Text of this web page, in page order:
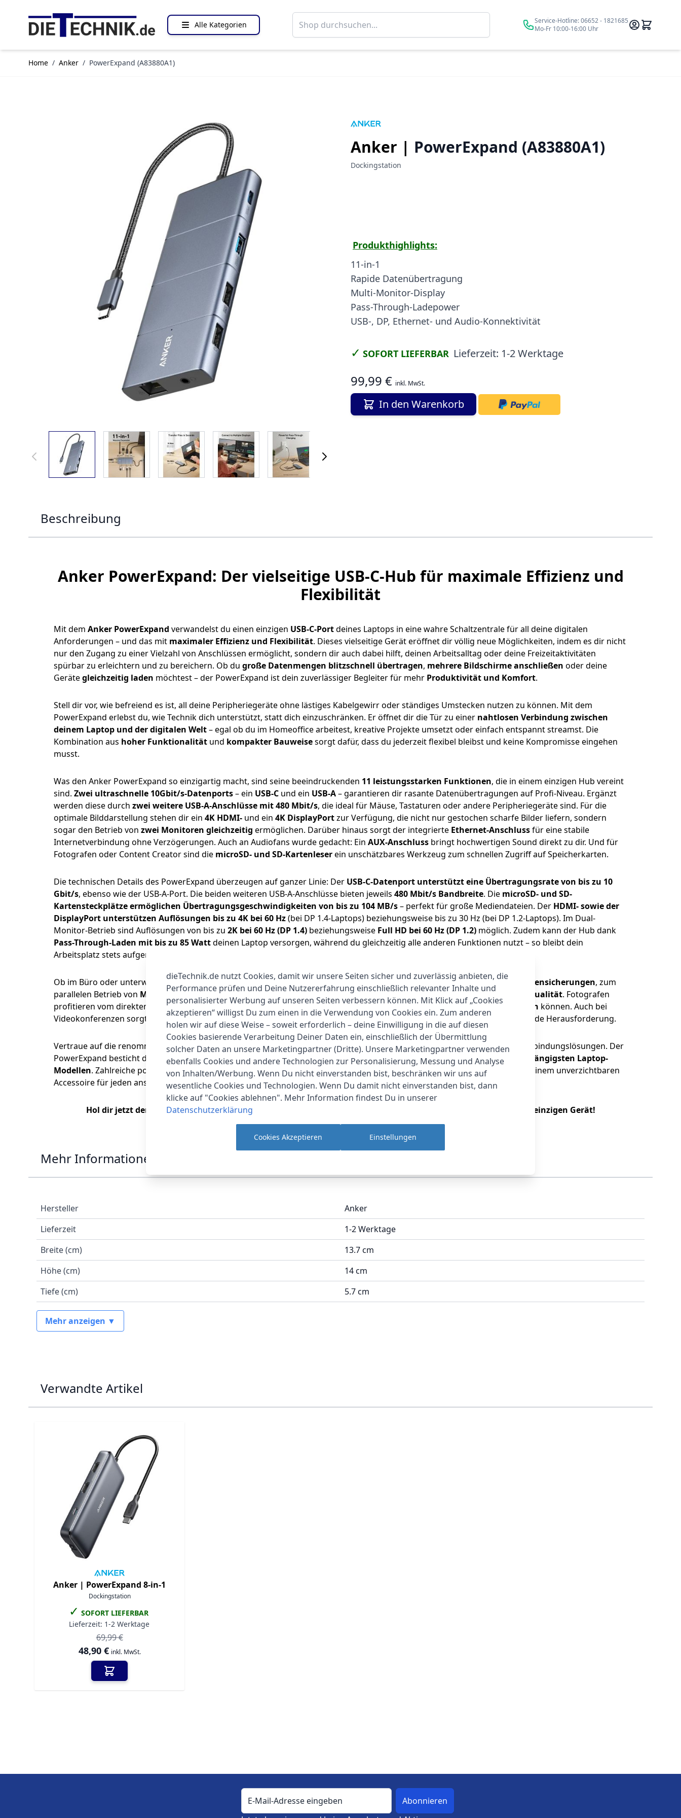
Alle Kategorien
Suche Service-Hotline:06652 - 1821685
Mo-Fr 10:00-16:00 Uhr
Home / Anker / PowerExpand (A83880A1)
Anker | PowerExpand (A83880A1)
Dockingstation
View larger imageView larger imageView larger imageView larger imageView larger image
Produkthighlights:
11-in-1
Rapide Datenübertragung
Multi-Monitor-Display
Pass-Through-Ladepower
USB-, DP, Ethernet- und Audio-Konnektivität
✓ SOFORT LIEFERBAR Lieferzeit: 1-2 Werktage
99,99 € inkl. MwSt.
In den Warenkorb
Beschreibung
Anker PowerExpand: Der vielseitige USB-C-Hub für maximale Effizienz und
Flexibilität
Mit dem Anker PowerExpand verwandelst du einen einzigen USB-C-Portdeines Laptops in eine wahre Schaltzentrale für all deine digitalen
Anforderungen – und das mit maximaler Effizienz und Flexibilität. Dieses vielseitige Gerät eröffnet dir völlig neue Möglichkeiten, indem es dir nicht
nur den Zugang zu einer Vielzahl von Anschlüssen ermöglicht, sondern dir auch dabei hilft, deinen Arbeitsalltag oder deine Freizeitaktivitäten
spürbar zu erleichtern und zu bereichern. Ob du große Datenmengen blitzschnell übertragen, mehrere Bildschirme anschließen oder deine
Gerätegleichzeitig laden möchtest – der PowerExpand ist dein zuverlässiger Begleiter für mehr Produktivität und Komfort.
Stell dir vor, wie befreiend es ist, all deine Peripheriegeräte ohne lästiges Kabelgewirr oder ständiges Umstecken nutzen zu können. Mit dem
PowerExpand erlebst du, wie Technik dich unterstützt, statt dich einzuschränken. Er öffnet dir die Tür zu einer nahtlosen Verbindung zwischen
deinem Laptop und der digitalen Welt– egal ob du im Homeoffice arbeitest, kreative Projekte umsetzt oder einfach entspannt streamst. Die
Kombination aus hoher Funktionalität und kompakter Bauweisesorgt dafür, dass du jederzeit flexibel bleibst und keine Kompromisse eingehen
musst.
Was den Anker PowerExpand so einzigartig macht, sind seine beeindruckenden 11 leistungsstarken Funktionen, die in einem einzigen Hub vereint
sind. Zwei ultraschnelle 10Gbit/s-Datenports– ein USB-C und ein USB-A– garantieren dir rasante Datenübertragungen auf Profi-Niveau. Ergänzt
werden diese durch zwei weitere USB-A-Anschlüsse mit 480 Mbit/s, die ideal für Mäuse, Tastaturen oder andere Peripheriegeräte sind. Für die
optimale Bilddarstellung stehen dir ein 4K HDMI- und ein 4K DisplayPortzur Verfügung, die nicht nur gestochen scharfe Bilder liefern, sondern
sogar den Betrieb von zwei Monitoren gleichzeitig ermöglichen. Darüber hinaus sorgt der integrierte Ethernet-Anschlussfür eine stabile
Internetverbindung ohne Verzögerungen. Auch an Audiofans wurde gedacht: Ein AUX-Anschluss bringt hochwertigen Sound direkt zu dir. Und für
Fotografen oder Content Creator sind die microSD- und SD-Kartenleserein unschätzbares Werkzeug zum schnellen Zugriff auf Speicherkarten.
Die technischen Details des PowerExpand überzeugen auf ganzer Linie: Der USB-C-Datenport unterstützt eine Übertragungsrate von bis zu 10
Gbit/s, ebenso wie der USB-A-Port. Die beiden weiteren USB-A-Anschlüsse bieten jeweils 480 Mbit/s Bandbreite. Die microSD- und SD-
Kartensteckplätze ermöglichen Übertragungsgeschwindigkeiten von bis zu 104 MB/s– perfekt für große Mediendateien. Der HDMI- sowie der
DisplayPort unterstützen Auflösungen bis zu 4K bei 60 Hz(bei DP 1.4-Laptops) beziehungsweise bis zu 30 Hz (bei DP 1.2-Laptops). Im Dual-
Monitor-Betrieb sind Auflösungen von bis zu 2K bei 60 Hz (DP 1.4) beziehungsweise Full HD bei 60 Hz (DP 1.2) möglich. Zudem kann der Hub dank
Pass-Through-Laden mit bis zu 85 Wattdeinen Laptop versorgen, während du gleichzeitig alle anderen Funktionen nutzt – so bleibt dein
Arbeitsplatz stets aufgeräumt und effizient.
Ob im Büro oder unterwegs: Der Anker PowerExpand eignet sich ideal zum Anschlussexterner Festplatten für schnelle Datensicherungen, zum
parallelen Betrieb von Maus und Tastatur sowie zum Streamen von Filmen über angeschlossene Monitore in brillanter Qualität. Fotografen
profitieren vom direkten Zugriff auf ihreSD-Karten, während Gamer mit stabilerEthernet-Verbindung lagfrei online spielen können. Auch bei
Videokonferenzen sorgt der
AUX-Anschluss für kristallklaren Sound – so bist du jederzeit perfekt vernetzt und bereit für jede Herausforderung.
Vertraue auf die renommierte Qualität von Anker, einem weltweit führenden Hersteller im Bereich innovativer Lade- und Verbindungslösungen. Der
PowerExpand besticht durch seinerobuste Verarbeitung, hohe Zuverlässigkeitund umfassendeKompatibilität mit den gängigsten Laptop-
Modellen. Zahlreiche positive Kundenbewertungen bestätigen die herausragende Leistung dieses Hubs und machen ihn zu einem unverzichtbaren
Accessoire für jeden anspruchsvollen Nutzer.
Hol dir jetzt den Anker PowerExpand und entdecke die Freiheit einer umfassenden Erweiterung mit nur einem einzigen Gerät!
Mehr Informationen
Hersteller
Anker
Lieferzeit
1-2 Werktage
Breite (cm)
13.7 cm
Höhe (cm)
14 cm
Tiefe (cm)
5.7 cm
Mehr anzeigen ▼
Verwandte Artikel
Anker | PowerExpand 8-in-1
Dockingstation
✓ SOFORT LIEFERBAR
Lieferzeit: 1-2 Werktage
Sonderangebot
48,90 € inkl. MwSt.
69,99 €
E-Mail-Adresse
dieTechnik.de nutzt Cookies, damit wir unsere Seiten sicher und zuverlässig anbieten, die
Performance prüfen und Deine Nutzererfahrung einschließlich relevanter Inhalte und
personalisierter Werbung auf unseren Seiten verbessern können. Mit Klick auf „Cookies
akzeptieren“ willigst Du zum einen in die Verwendung von Cookies ein. Zum anderen
holen wir auf diese Weise – soweit erforderlich – deine Einwilligung in die auf diesen
Cookies basierende Verarbeitung Deiner Daten ein, einschließlich der Übermittlung
solcher Daten an unsere Marketingpartner (Dritte). Unsere Marketingpartner verwenden
ebenfalls Cookies und andere Technologien zur Personalisierung, Messung und Analyse
von Inhalten/Werbung. Wenn Du nicht einverstanden bist, beschränken wir uns auf
wesentliche Cookies und Technologien. Wenn Du damit nicht einverstanden bist, dann
klicke auf "Cookies ablehnen". Mehr Information findest Du in unserer
Datenschutzerklärung
Cookies Akzeptieren Einstellungen